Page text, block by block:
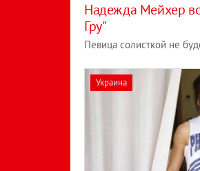
Надежда Мейхер
Гру"
Певица солисткой не
Украина